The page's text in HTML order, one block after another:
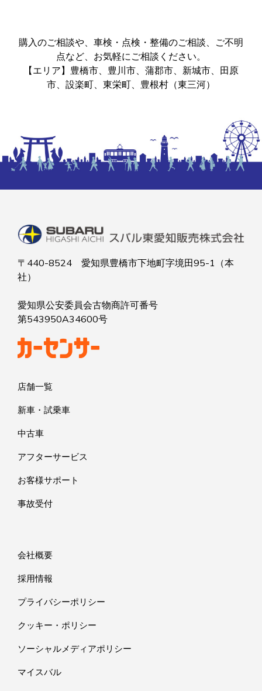
購入のご相談や、車検・点検・整備のご相談、ご不明
点など、お気軽にご相談ください。
【エリア】豊橋市、豊川市、蒲郡市、新城市、田原
市、設楽町、東栄町、豊根村（東三河）
〒440-8524 愛知県豊橋市下地町字境田95-1（本
社）
愛知県公安委員会古物商許可番号
第543950A34600号
店舗一覧
新車・試乗車
中古車
アフターサービス
お客様サポート
事故受付
会社概要
採用情報
プライバシーポリシー
クッキー・ポリシー
ソーシャルメディアポリシー
マイスバル